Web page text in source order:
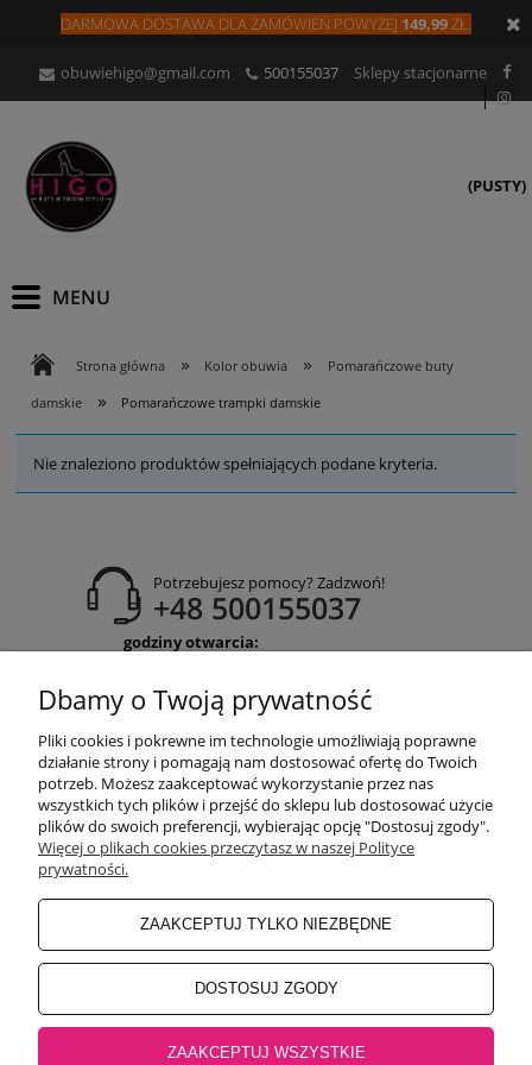
DARMOWA DOSTAWA DLAZAMÓWIEŃ POWYŻEJ 149,99ZŁ.
obuwiehigo@gmail.com 500155037 Sklepy stacjonarne
(PUSTY)
Strona główna » Kolor obuwia » Pomarańczowe buty
damskie » Pomarańczowe trampki damskie
Nie znaleziono produktów spełniających podane kryteria.
Potrzebujesz pomocy? Zadzwoń!
+48 500155037
godziny otwarcia:
obuwiehigo@gmail.com
WARUNKI ZAKUPÓW
MOJE KONTO
INFORMACJE O SKLEPIE
BEZPIECZNE PŁATNOŚCI
32-500 Chrzanów, Rynek 18 |Salon Jaworzno
Dbamy o Twoją prywatność
Pliki cookies i pokrewne im technologie umożliwiają poprawne
działanie strony i pomagają nam dostosować ofertę do Twoich
potrzeb. Możesz zaakceptować wykorzystanie przez nas
wszystkich tych plików i przejść do sklepu lub dostosować użycie
plików do swoich preferencji, wybierając opcję "Dostosuj zgody".
Więcej o plikach cookies przeczytasz w naszej Polityce
prywatności.
ZAAKCEPTUJ TYLKO NIEZBĘDNE
DOSTOSUJ ZGODY
ZAAKCEPTUJ WSZYSTKIE